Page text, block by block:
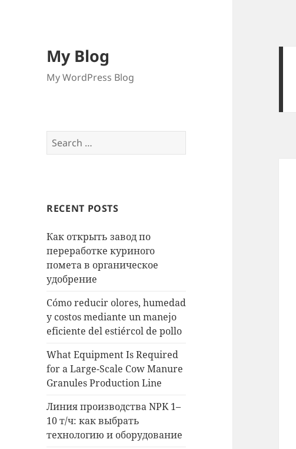
My Blog
My WordPress Blog
Search
for:
RECENT POSTS
Как открыть завод по
переработке куриного
помета в органическое
удобрение
Cómo reducir olores, humedad
y costos mediante un manejo
eficiente del estiércol de pollo
What Equipment Is Required
for a Large-Scale Cow Manure
Granules Production Line
Линия производства NPK 1–
10 т/ч: как выбрать
технологию и оборудование